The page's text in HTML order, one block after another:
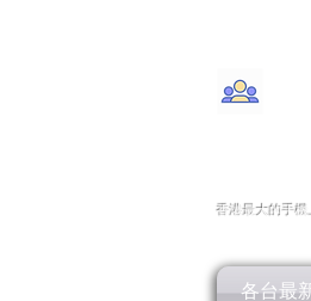
香港最大的手機
各台最